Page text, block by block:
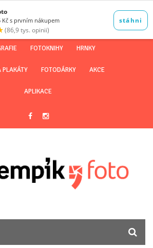
FOTOKNIHY HRNKY
PLAKÁTY FOTODÁRKY AKCE
APLIKACE